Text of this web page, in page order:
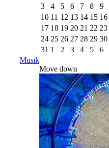
3
4 5 6 7 8
9
10 11 12 13 14 15 16
17 18 19 20 21 22 23
24 25 26 27 28 29 30
31 1 2 3 4 5
6
Musik
Move down